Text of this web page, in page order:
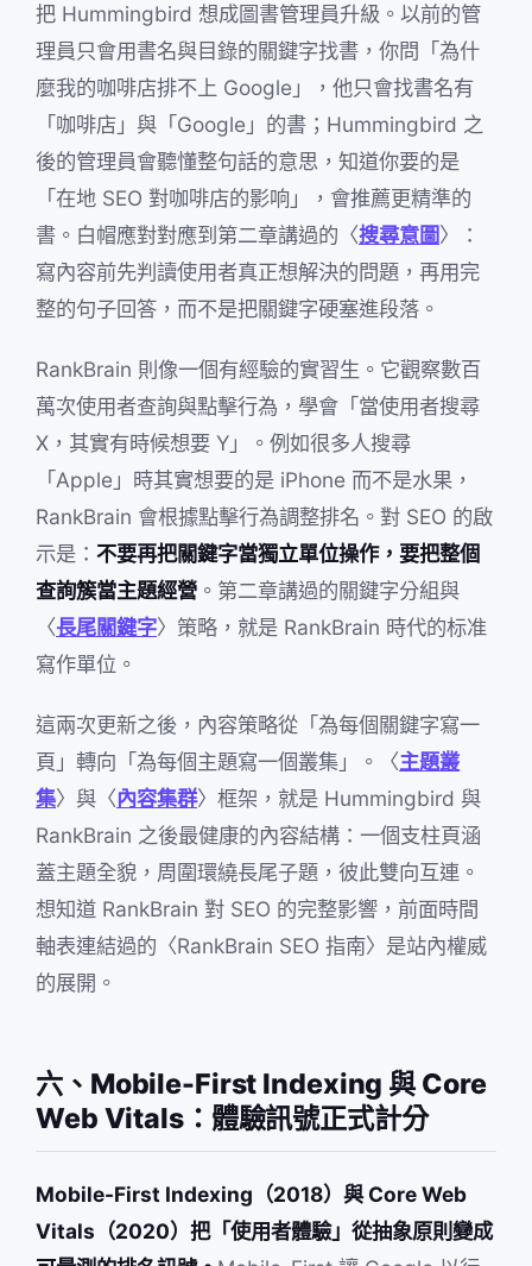
把 Hummingbird 想成圖書管理員升級。以前的管
理員只會用書名與目錄的關鍵字找書，你問「為什
麼我的咖啡店排不上 Google」，他只會找書名有
「咖啡店」與「Google」的書；Hummingbird 之
後的管理員會聽懂整句話的意思，知道你要的是
「在地 SEO 對咖啡店的影响」，會推薦更精準的
書。白帽應對對應到第二章講過的〈搜尋意圖〉：
寫內容前先判讀使用者真正想解決的問題，再用完
整的句子回答，而不是把關鍵字硬塞進段落。
RankBrain 則像一個有經驗的實習生。它觀察數百
萬次使用者查詢與點擊行為，學會「當使用者搜尋
X，其實有時候想要 Y」。例如很多人搜尋
「Apple」時其實想要的是 iPhone 而不是水果，
RankBrain 會根據點擊行為調整排名。對 SEO 的啟
示是： 不要再把關鍵字當獨立單位操作，要把整個
查詢簇當主題經營 。第二章講過的關鍵字分組與
〈長尾關鍵字〉策略，就是 RankBrain 時代的标准
寫作單位。
這兩次更新之後，內容策略從「為每個關鍵字寫一
頁」轉向「為每個主題寫一個叢集」。〈主題叢
集〉與〈內容集群〉框架，就是 Hummingbird 與
RankBrain 之後最健康的內容結構：一個支柱頁涵
蓋主題全貌，周圍環繞長尾子題，彼此雙向互連。
想知道 RankBrain 對 SEO 的完整影響，前面時間
軸表連結過的〈RankBrain SEO 指南〉是站內權威
的展開。
六、Mobile-First Indexing 與 Core
Web Vitals：體驗訊號正式計分
Mobile-First Indexing（2018）與 Core Web
Vitals（2020）把「使用者體驗」從抽象原則變成